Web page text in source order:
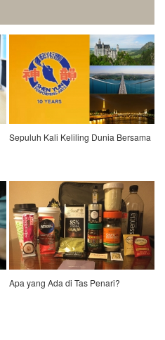
Sepuluh Kali Keliling Dunia Bersama
Apa yang Ada di Tas Penari?